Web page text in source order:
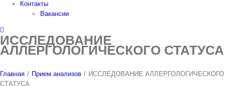
Контакты
Вакансии
ИССЛЕДОВАНИЕ
АЛЛЕРГОЛОГИЧЕСКОГО СТАТУСА
Главная / Прием анализов / ИССЛЕДОВАНИЕ АЛЛЕРГОЛОГИЧЕСКОГО
СТАТУСА